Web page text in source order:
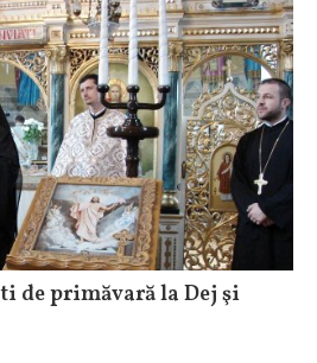
de primăvară la Dej şi